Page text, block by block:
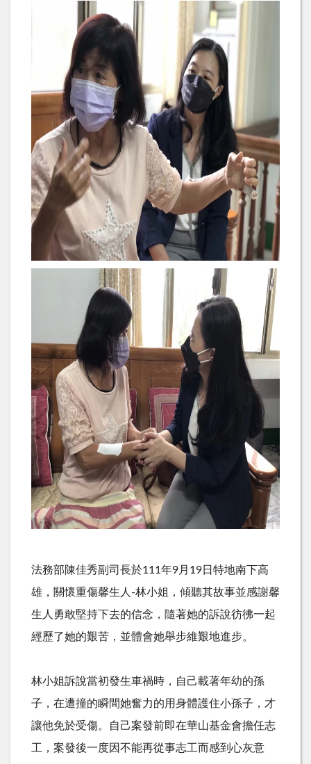
法務部陳佳秀副司長於111 年9月 19日特地南下高
雄，關懷重傷馨生人 -林小姐，傾聽其故事並感謝馨
生人勇敢堅持下去的信念，隨著她的訴說彷彿一起
經歷了她的艱苦，並體會她舉步維艱地進步。
林小姐訴說當初發生車禍時，自己載著年幼的孫
子，在遭撞的瞬間她奮力的用身體護住小孫子，才
讓他免於受傷。自己案發前即在華山基金會擔任志
工，案發後一度因不能再從事志工而感到心灰意